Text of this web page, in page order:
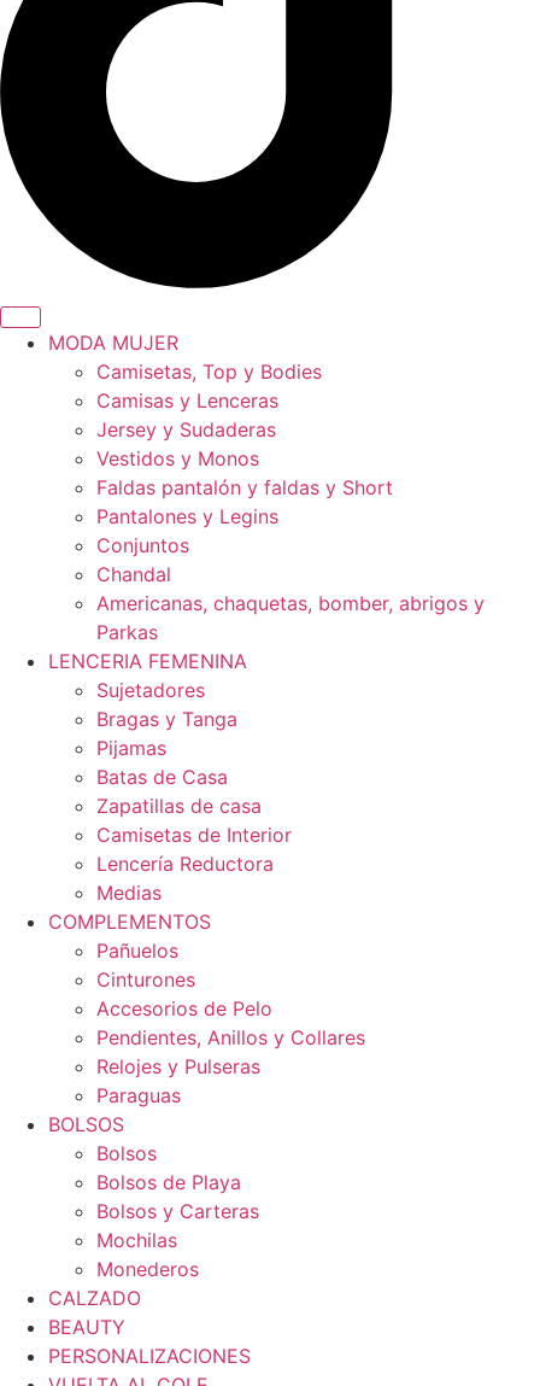
MODA MUJER
Camisetas, Top y Bodies
Camisas y Lenceras
Jersey y Sudaderas
Vestidos y Monos
Faldas pantalón y faldas y Short
Pantalones y Legins
Conjuntos
Chandal
Americanas, chaquetas, bomber, abrigos y
Parkas
LENCERIA FEMENINA
Sujetadores
Bragas y Tanga
Pijamas
Batas de Casa
Zapatillas de casa
Camisetas de Interior
Lencería Reductora
Medias
COMPLEMENTOS
Pañuelos
Cinturones
Accesorios de Pelo
Pendientes, Anillos y Collares
Relojes y Pulseras
Paraguas
BOLSOS
Bolsos
Bolsos de Playa
Bolsos y Carteras
Mochilas
Monederos
CALZADO
BEAUTY
PERSONALIZACIONES